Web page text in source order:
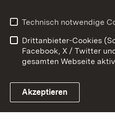
Link zum Landesportal
Barrierefreiheit
Impressum
Technisch notwendige
Drittanbieter-Cookies
Facebook, X / Twitter
gesamten Webseite
Akzeptieren